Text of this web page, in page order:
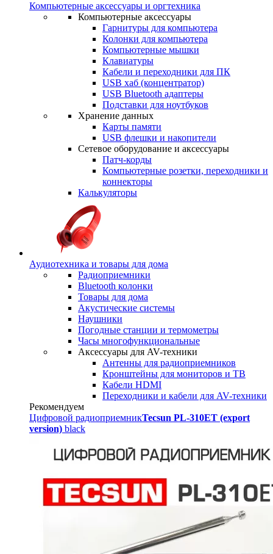
Компьютерные аксессуары и оргтехника
Компьютерные аксессуары
Гарнитуры для компьютера
Колонки для компьютера
Компьютерные мышки
Клавиатуры
Кабели и переходники для ПК
USB хаб (концентратор)
USB Bluetooth адаптеры
Подставки для ноутбуков
Хранение данных
Карты памяти
USB флешки и накопители
Сетевое оборудование и аксессуары
Патч-корды
Компьютерные розетки, переходники и
коннекторы
Калькуляторы
Аудиотехника и товары для дома
Радиоприемники
Bluetooth колонки
Товары для дома
Акустические системы
Наушники
Погодные станции и термометры
Часы многофункциональные
Аксессуары для AV-техники
Антенны для радиоприемников
Кронштейны для мониторов и ТВ
Кабели HDMI
Переходники и кабели для AV-техники
Рекомендуем
Цифровой радиоприемникTecsun PL-310ET (export
version) black